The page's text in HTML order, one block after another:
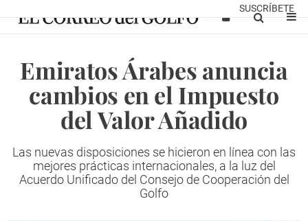
SUSCRÍBETE
Emiratos Árabes anuncia
cambios en el Impuesto
del Valor Añadido
Las nuevas disposiciones se hicieron en línea con las
mejores prácticas internacionales, a la luz del
Acuerdo Unificado del Consejo de Cooperación del
Golfo